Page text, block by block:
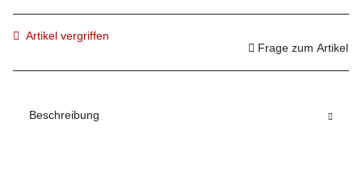
Artikel vergriffen
Frage zum Artikel
Beschreibung